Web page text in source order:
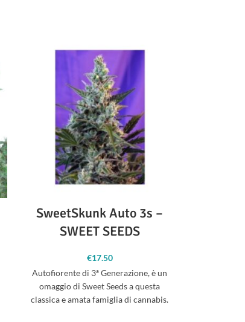
SweetSkunk Auto 3s –
SWEET SEEDS
€17.50
Autofiorente di 3ª Generazione, è un
omaggio di Sweet Seeds a questa
classica e amata famiglia di cannabis.